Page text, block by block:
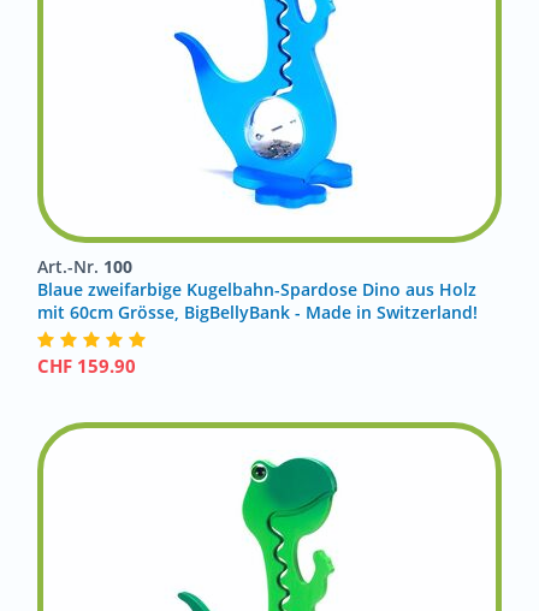
Art.-Nr. 100
Blaue zweifarbige Kugelbahn-Spardose Dino aus Holz
mit 60cm Grösse, BigBellyBank - Made in Switzerland!
CHF 159.90